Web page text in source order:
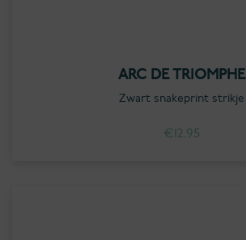
ARC DE TRIOMPHE
Zwart snakeprint strikje
€12.95